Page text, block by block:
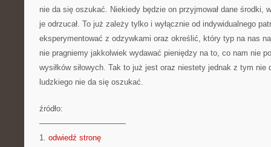
nie da się oszukać. Niekiedy będzie on przyjmował dane środki,
je odrzucał. To już zależy tylko i wyłącznie od indywidualnego
eksperymentować z odzywkami oraz określić, który typ na nas
nie pragniemy jakkolwiek wydawać pieniędzy na to, co nam nie
wysiłków siłowych. Tak to już jest oraz niestety jednak z tym nie
ludzkiego nie da się oszukać.
źródło:
———————————
1. odwiedź stronę